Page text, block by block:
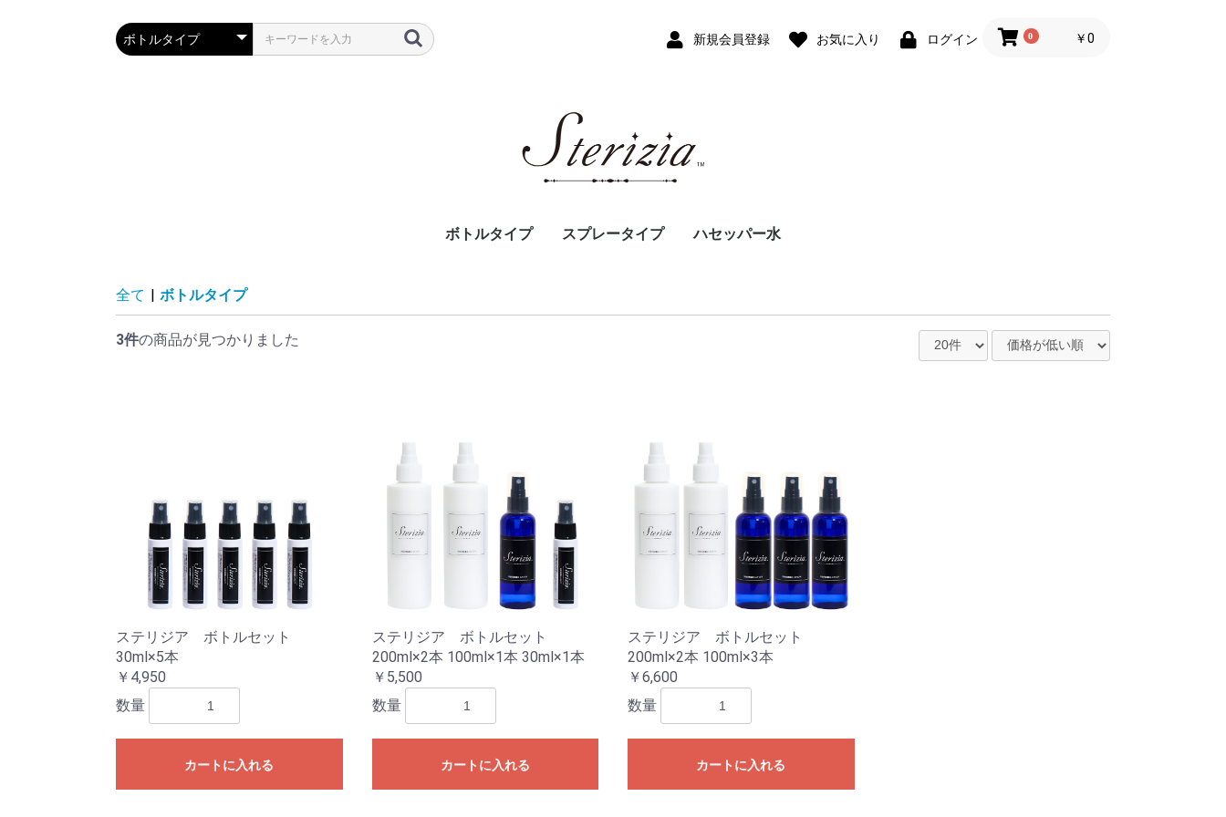
新規会員登録 お気に入り ログイン 0 ￥0
ボトルタイプ スプレータイプ ハセッパー水
全て | ボトルタイプ
3件の商品が見つかりました
ステリジア ボトルセット
30ml×5本
￥4,950
数量
カートに入れる
ステリジア ボトルセット
200ml×2本 100ml×1本 30ml×1本
￥5,500
数量
カートに入れる
ステリジア ボトルセット
200ml×2本 100ml×3本
￥6,600
数量
カートに入れる